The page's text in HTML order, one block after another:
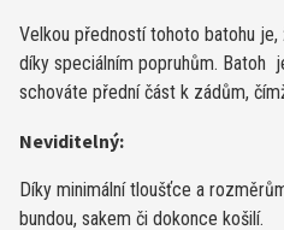
Velkou předností tohoto batohu
díky speciálním popruhům. Batoh
schováte přední část k zádům,
Neviditelný:
Díky minimální tloušťce a
bundou, sakem či dokonce košilí.